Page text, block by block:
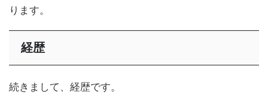
ります。
経歴
続きまして、経歴です。